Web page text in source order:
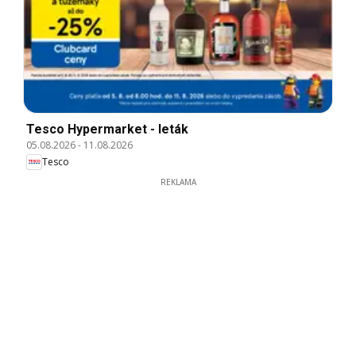
Tesco Hypermarket - leták
05.08.2026- 11.08.2026
Tesco
REKLAMA